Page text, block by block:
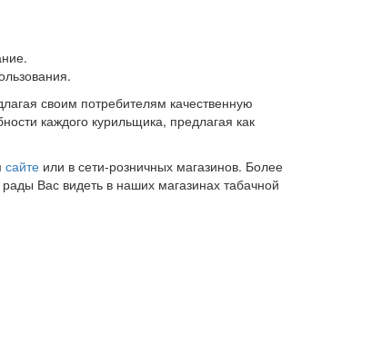
своим потребителям качественную
каждого курильщика, предлагая как
сайтеили в сети-розничных магазинов. Более
Вас видеть в наших магазинах табачной